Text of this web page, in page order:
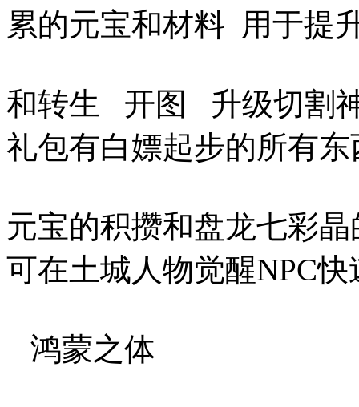
累的元宝和材料 用于提
和转生 开图 升级切割
礼包有白嫖起步的所有
元宝的积攒和盘龙七彩
可在土城人物觉醒NPC快
鸿蒙之体